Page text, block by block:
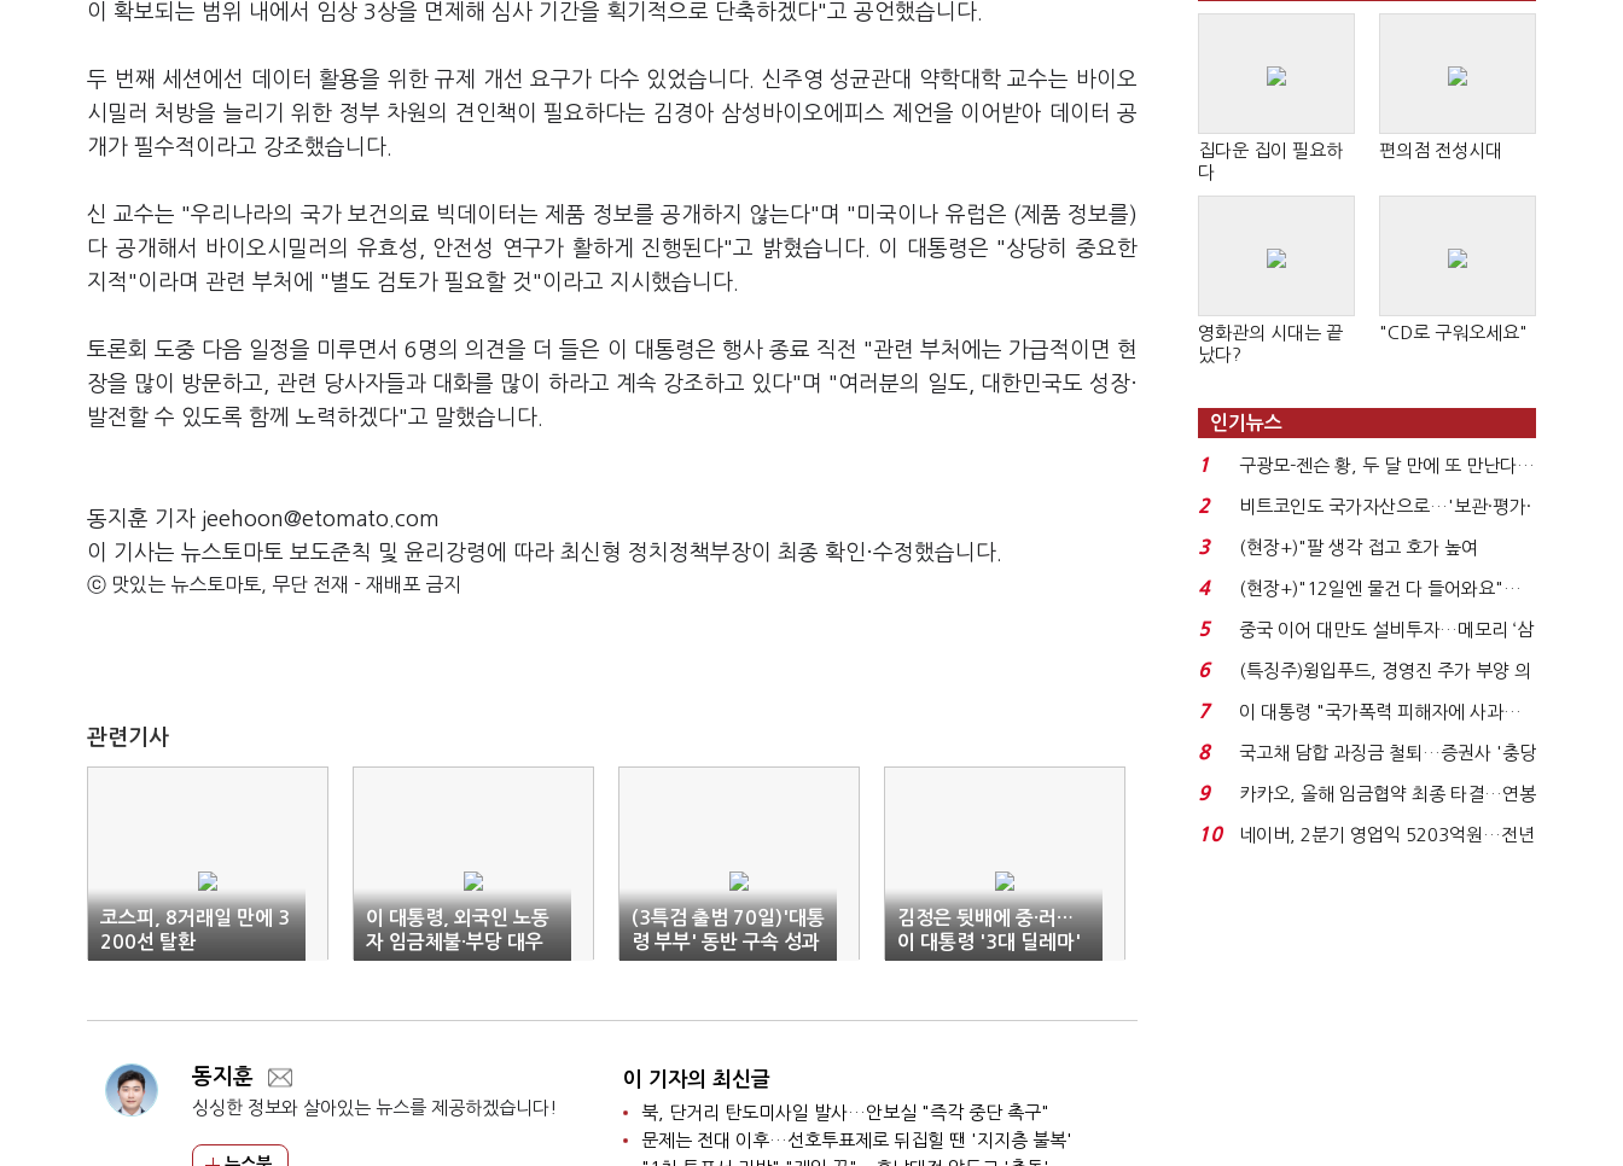
이 확보되는 범위 내에서 임상 3상을 면제해 심사 기간을 획기적으로 단축하겠다"고 공언했습니다.
두 번째 세션에선 데이터 활용을 위한 규제 개선 요구가 다수 있었습니다. 신주영 성균관대 약학대학 교수는 바이오
시밀러 처방을 늘리기 위한 정부 차원의 견인책이 필요하다는 김경아 삼성바이오에피스 제언을 이어받아 데이터 공
개가 필수적이라고 강조했습니다.
신 교수는 "우리나라의 국가 보건의료 빅데이터는 제품 정보를 공개하지 않는다"며 "미국이나 유럽은 (제품 정보를)
다 공개해서 바이오시밀러의 유효성, 안전성 연구가 활하게 진행된다"고 밝혔습니다. 이 대통령은 "상당히 중요한
지적"이라며 관련 부처에 "별도 검토가 필요할 것"이라고 지시했습니다.
토론회 도중 다음 일정을 미루면서 6명의 의견을 더 들은 이 대통령은 행사 종료 직전 "관련 부처에는 가급적이면 현
장을 많이 방문하고, 관련 당사자들과 대화를 많이 하라고 계속 강조하고 있다"며 "여러분의 일도, 대한민국도 성장·
발전할 수 있도록 함께 노력하겠다"고 말했습니다.
동지훈 기자 jeehoon@etomato.com
이 기사는 뉴스토마토 보도준칙 및 윤리강령에 따라 최신형 정치정책부장이 최종 확인·수정했습니다.
ⓒ 맛있는 뉴스토마토, 무단 전재 - 재배포 금지
관련기사
코스피, 8거래일 만에 3
200선 탈환
이 대통령, 외국인 노동
자 임금체불·부당 대우
'실태조사' 지시
(3특검 출범 70일)'대통
령 부부' 동반 구속 성과
김정은 뒷배에 중·러…
이 대통령 '3대 딜레마'
동지훈
싱싱한 정보와 살아있는 뉴스를 제공하겠습니다!
이 기자의 최신글
북, 단거리 탄도미사일 발사…안보실 "즉각 중단 촉구"
문제는 전대 이후…선호투표제로 뒤집힐 땐 '지지층 불복'
집다운 집이 필요하
다
편의점 전성시대
영화관의 시대는 끝
났다?
"CD로 구워오세요"
인기뉴스
1
구광모-젠슨 황, 두 달 만에 또 만난다…
로봇·AI 등 논...
2
비트코인도 국가자산으로…'보관·평가·
처분' 기준은 ...
3
(현장+)"팔 생각 접고 호가 높여
요"…'덜 똘똘한 한 채' 20...
4
(현장+)"12일엔 물건 다 들어와요"…
빈 매대 채우며 문 연 ...
5
중국 이어 대만도 설비투자…메모리 ‘삼
국전쟁’
6
(특징주)윙입푸드, 경영진 주가 부양 의
지에 상한가...
7
이 대통령 "국가폭력 피해자에 사과…
적극적 조사로 진...
8
국고채 담합 과징금 철퇴…증권사 '충당
금 폭탄' 우려...
9
카카오, 올해 임금협약 최종 타결…연봉
6.3% 인상·격려...
10
네이버, 2분기 영업익 5203억원…전년